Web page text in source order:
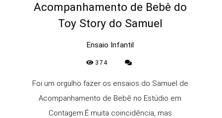
Acompanhamento de Bebê do
Toy Story do Samuel
Ensaio Infantil
374
Foi um orgulho fazer os ensaios do Samuel de
Acompanhamento de Bebê no Estúdio em
Contagem.É muita coincidência, mas